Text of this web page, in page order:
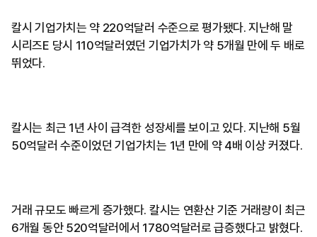
칼시 기업가치는 약 220억달러 수준으로 평가됐다. 지난해 말
시리즈E 당시 110억달러였던 기업가치가 약 5개월 만에 두 배로
뛰었다.
칼시는 최근 1년 사이 급격한 성장세를 보이고 있다. 지난해 5월
50억달러 수준이었던 기업가치는 1년 만에 약 4배 이상 커졌다.
거래 규모도 빠르게 증가했다. 칼시는 연환산 기준 거래량이 최근
6개월 동안 520억달러에서 1780억달러로 급증했다고 밝혔다.